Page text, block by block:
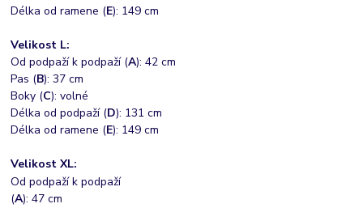
Délka od ramene (E): 149 cm
Velikost L:
Od podpaží k podpaží (A): 42 cm
Pas (B): 37 cm
Boky (C): volné
Délka od podpaží (D): 131 cm
Délka od ramene (E): 149 cm
Velikost XL:
Od podpaží k podpaží
(A): 47 cm